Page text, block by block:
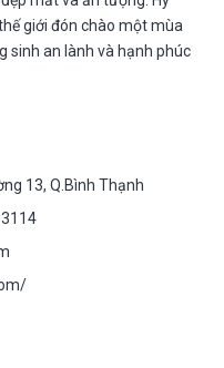
giới đón chào một mùa
sinh an lành và hạnh phúc
13, Q.Bình Thạnh